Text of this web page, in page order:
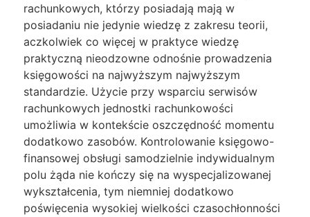
rachunkowych, którzy posiadają mają w
posiadaniu nie jedynie wiedzę z zakresu teorii,
aczkolwiek co więcej w praktyce wiedzę
praktyczną nieodzowne odnośnie prowadzenia
księgowości na najwyższym najwyższym
standardzie. Użycie przy wsparciu serwisów
rachunkowych jednostki rachunkowości
umożliwia w kontekście oszczędność momentu
dodatkowo zasobów. Kontrolowanie księgowo-
finansowej obsługi samodzielnie indywidualnym
polu żąda nie kończy się na wyspecjalizowanej
wykształcenia, tym niemniej dodatkowo
poświęcenia wysokiej wielkości czasochłonności